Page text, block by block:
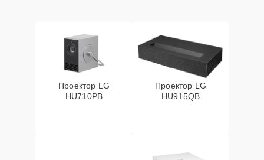
Проектор LG
HU710PB
Проектор LG
HU915QB